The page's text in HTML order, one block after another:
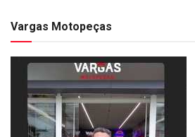
Vargas Motopeças